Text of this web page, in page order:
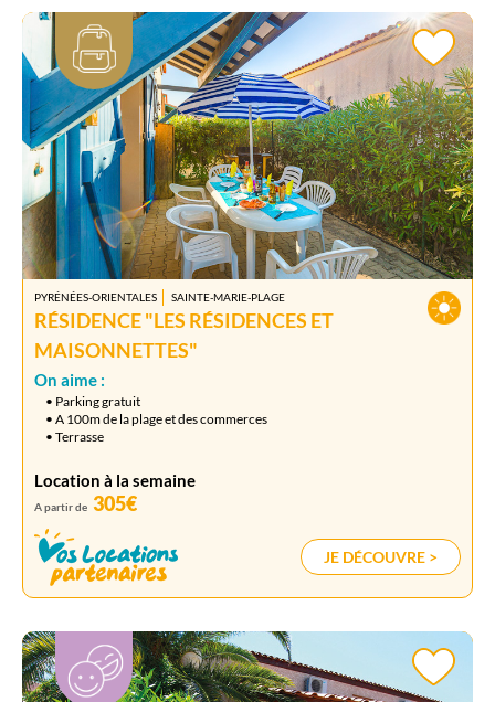
PYRÉNÉES-ORIENTALES SAINTE-MARIE-PLAGE
RÉSIDENCE "LES RÉSIDENCES ET
MAISONNETTES"
On aime :
• Parking gratuit
• A 100m de la plage et des commerces
• Terrasse
Location à la semaine
A partir de 305€
JE DÉCOUVRE >